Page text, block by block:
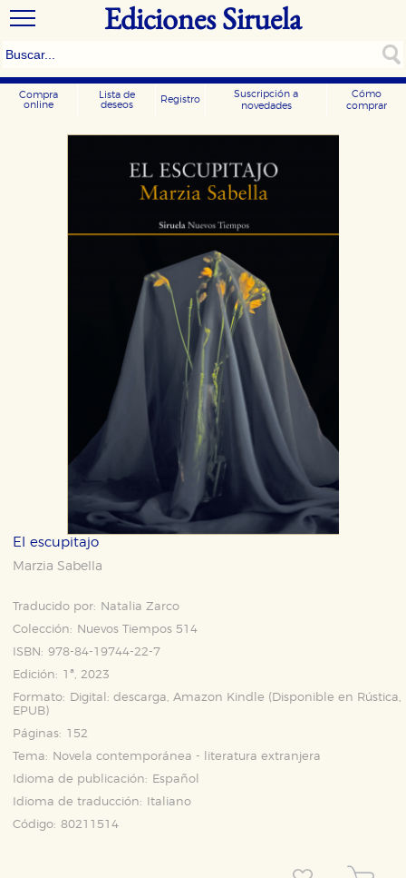
Ediciones Siruela
Compra
online
Lista de
deseos
Registro
Suscripción a
novedades
Cómo
comprar
El escupitajo
Marzia Sabella
Traducido por:
Natalia Zarco
Colección:
Nuevos Tiempos 514
ISBN: 978-84-19744-22-7
Edición: 1ª, 2023
Formato:
Digital: descarga, Amazon Kindle (Disponible en Rústica,
EPUB)
Páginas: 152
Tema:
Novela contemporánea - literatura extranjera
Idioma de publicación:
Español
Idioma de traducción:
Italiano
Código: 80211514